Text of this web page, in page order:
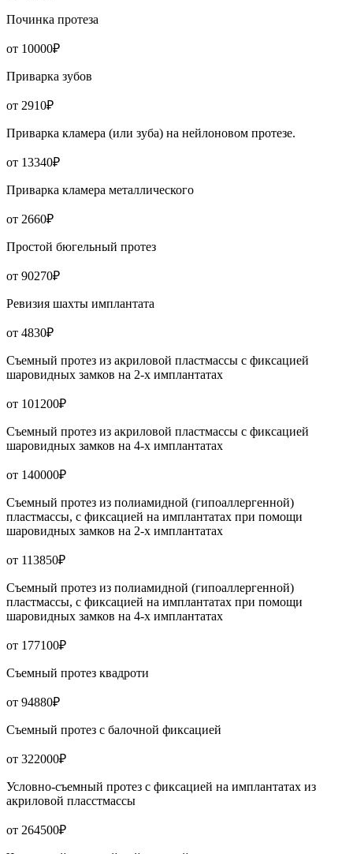
Починка протеза
от 10000₽
Приварка зубов
от 2910₽
Приварка кламера (или зуба) на нейлоновом протезе.
от 13340₽
Приварка кламера металлического
от 2660₽
Простой бюгельный протез
от 90270₽
Ревизия шахты имплантата
от 4830₽
Съемный протез из акриловой пластмассы с фиксацией
шаровидных замков на 2-х имплантатах
от 101200₽
Съемный протез из акриловой пластмассы с фиксацией
шаровидных замков на 4-х имплантатах
от 140000₽
Съемный протез из полиамидной (гипоаллергенной)
пластмассы, с фиксацией на имплантатах при помощи
шаровидных замков на 2-х имплантатах
от 113850₽
Съемный протез из полиамидной (гипоаллергенной)
пластмассы, с фиксацией на имплантатах при помощи
шаровидных замков на 4-х имплантатах
от 177100₽
Съемный протез квадроти
от 94880₽
Съемный протез с балочной фиксацией
от 322000₽
Условно-съемный протез с фиксацией на имплантатах из
акриловой пласстмассы
от 264500₽